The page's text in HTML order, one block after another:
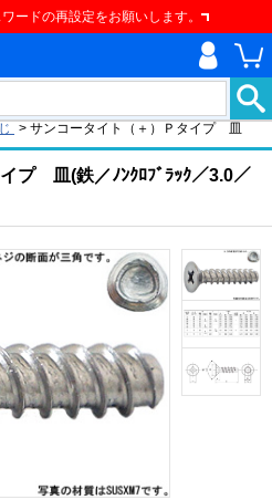
ードの再設定をお願いします。
> サンコータイト（＋）Ｐタイプ 皿
プ 皿(鉄／ﾉﾝｸﾛﾌﾞﾗｯｸ／3.0／